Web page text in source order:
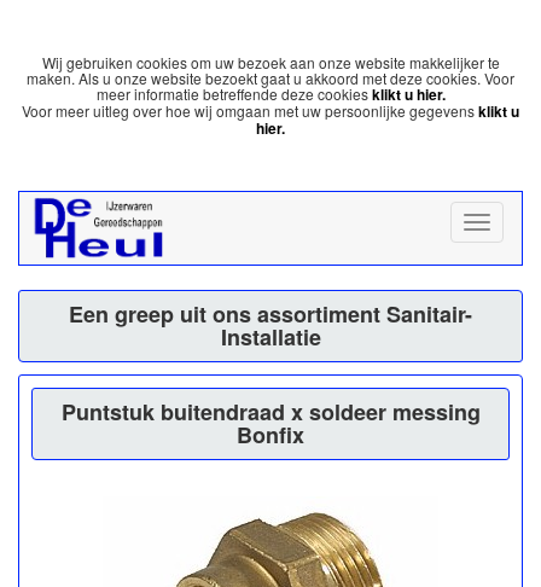
Wij gebruiken cookies om uw bezoek aan onze website makkelijker te
maken. Als u onze website bezoekt gaat u akkoord met deze cookies. Voor
meer informatie betreffende deze cookiesklikt u hier.
Voor meer uitleg over hoe wij omgaan met uw persoonlijke gegevensklikt u
hier.
Een greep uit ons assortiment Sanitair-
Installatie
Puntstuk buitendraad x soldeer messing
Bonfix